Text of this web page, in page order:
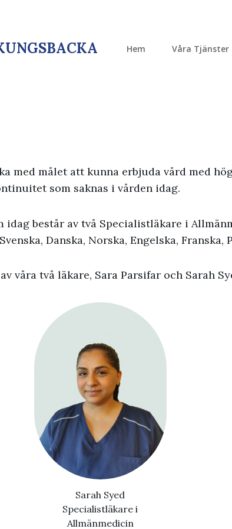
Hem Våra Tjänster
med målet att kunna erbjuda vård med
som saknas i vården idag.
idag består av två Specialistläkare i
Danska, Norska, Engelska, Franska,
våra två läkare, Sara Parsifar och Sarah
Sarah Syed
Specialistläkare i
Allmänmedicin